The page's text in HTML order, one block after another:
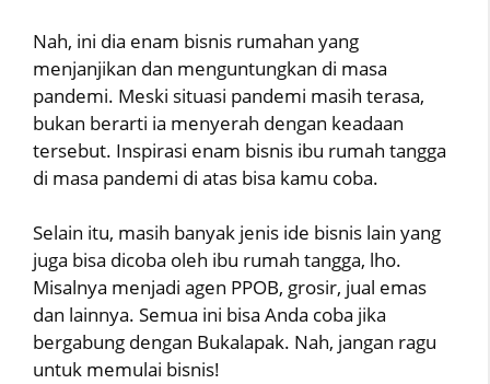
Nah, ini dia enam bisnis rumahan yang
menjanjikan dan menguntungkan di masa
pandemi. Meski situasi pandemi masih terasa,
bukan berarti ia menyerah dengan keadaan
tersebut. Inspirasi enam bisnis ibu rumah tangga
di masa pandemi di atas bisa kamu coba.
Selain itu, masih banyak jenis ide bisnis lain yang
juga bisa dicoba oleh ibu rumah tangga, lho.
Misalnya menjadi agen PPOB, grosir, jual emas
dan lainnya. Semua ini bisa Anda coba jika
bergabung dengan Bukalapak. Nah, jangan ragu
untuk memulai bisnis!